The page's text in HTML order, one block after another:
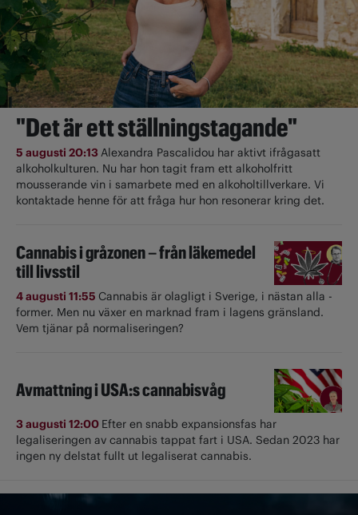
"Det är ett ställningstagande"
5 augusti 20:13Alexandra Pascalidou har aktivt ifrågasatt
alkoholkulturen. Nu har hon tagit fram ett alkoholfritt
mousserande vin i samarbete med en alkoholtillverkare. Vi
kontaktade henne för att fråga hur hon resonerar kring det.
Cannabis i gråzonen – från läkemedel
till livsstil
4 augusti 11:55 Cannabis är olagligt i ­Sverige, i nästan alla ­
former. Men nu växer en marknad fram i lagens gränsland.
Vem tjänar på normaliseringen?
Avmattning i USA:s cannabisvåg
3 augusti 12:00 Efter en snabb expansionsfas har
legaliseringen av cannabis tappat fart i USA. Sedan 2023 har
ingen ny delstat fullt ut ­legaliserat cannabis.